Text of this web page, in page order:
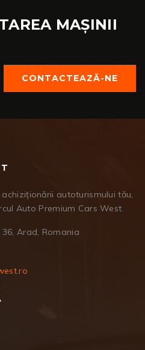
MAȘINII
CONTACTEAZĂ-NE
autoturismului tău,
Auto Premium Cars West.
Arad, Romania